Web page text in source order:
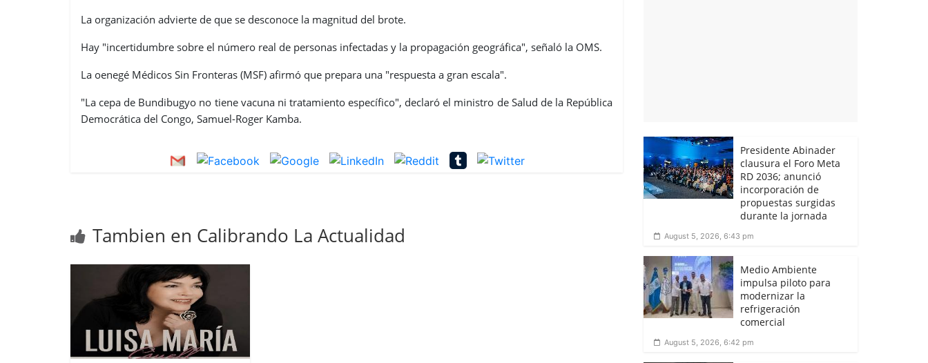
La organización advierte de que se desconoce la magnitud del brote.
Hay "incertidumbre sobre el número real de personas infectadas y la propagación geográfica", señaló la OMS.
La oenegé Médicos Sin Fronteras (MSF) afirmó que prepara una "respuesta a gran escala".
"La cepa de Bundibugyo no tiene vacuna ni tratamiento específico", declaró el ministro de Salud de la República
Democrática del Congo, Samuel-Roger Kamba.
Tambien en Calibrando La Actualidad
Presidente Abinader
clausura el Foro Meta
RD 2036; anunció
incorporación de
propuestas surgidas
durante la jornada
August 5, 2026, 6:43 pm
Medio Ambiente
impulsa piloto para
modernizar la
refrigeración
comercial
August 5, 2026, 6:42 pm